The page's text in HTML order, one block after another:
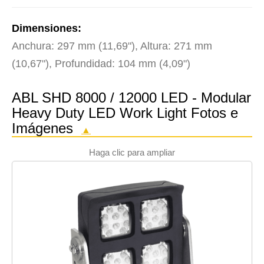
Dimensiones:
Anchura: 297 mm (11,69"), Altura: 271 mm
(10,67"), Profundidad: 104 mm (4,09")
ABL SHD 8000 / 12000 LED - Modular
Heavy Duty LED Work Light Fotos e
Imágenes
▲
Haga clic para ampliar